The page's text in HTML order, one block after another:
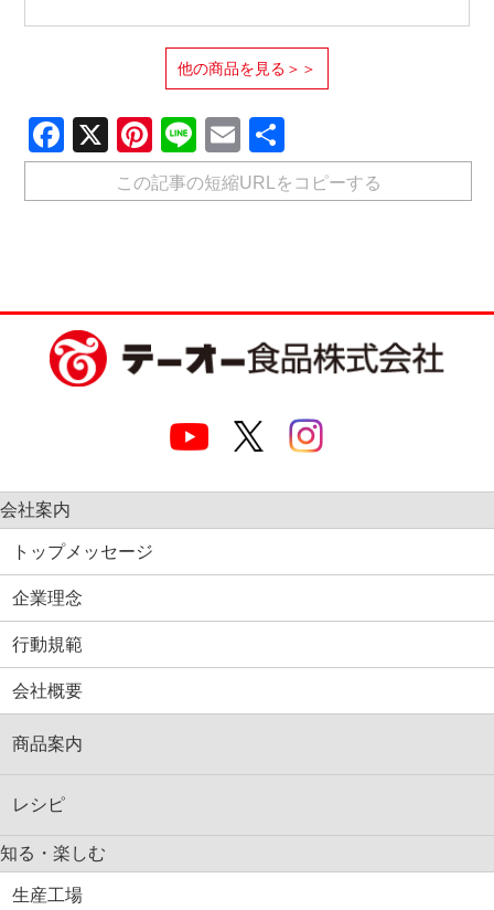
他の商品を見る＞＞
Facebook
X Pinterest
LineEmail
有
この記事の短縮URLをコピーする
会社案内
トップメッセージ
企業理念
行動規範
会社概要
商品案内
レシピ
知る・楽しむ
生産工場